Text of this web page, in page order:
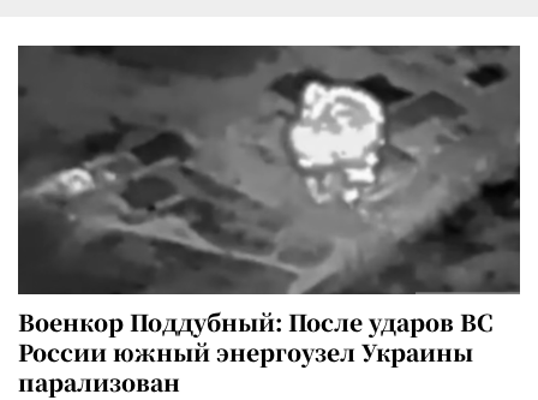
Военкор Поддубный: После ударов ВС
России южный энергоузел Украины
парализован